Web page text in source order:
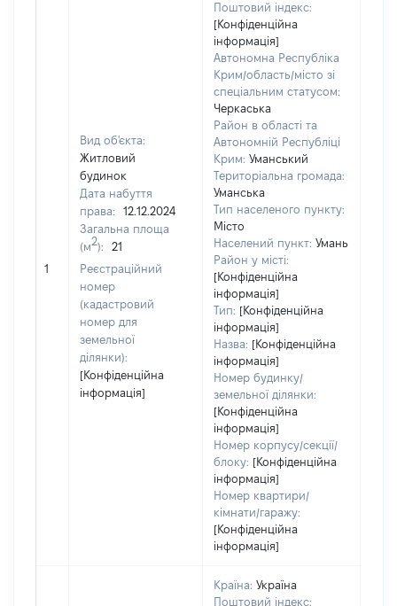
1
Вид об'єкта:
Житловий
будинок
Дата набуття
права:
12.12.2024
Загальна площа
(м2):
21
Реєстраційний
номер
(кадастровий
номер для
земельної
ділянки):
[Конфіденційна
інформація]
Поштовий індекс:
[Конфіденційна
інформація]
Автономна Республіка
Крим/область/місто зі
спеціальним статусом:
Черкаська
Район в області та
Автономній Республіці
Крим: Уманський
Територіальна громада:
Уманська
Тип населеного пункту:
Місто
Населений пункт: Умань
Район у місті:
[Конфіденційна
інформація]
Тип: [Конфіденційна
інформація]
Назва: [Конфіденційна
інформація]
Номер будинку/
земельної ділянки:
[Конфіденційна
інформація]
Номер корпусу/секції/
блоку: [Конфіденційна
інформація]
Номер квартири/
кімнати/гаражу:
[Конфіденційна
інформація]
Країна: Україна
Поштовий індекс: